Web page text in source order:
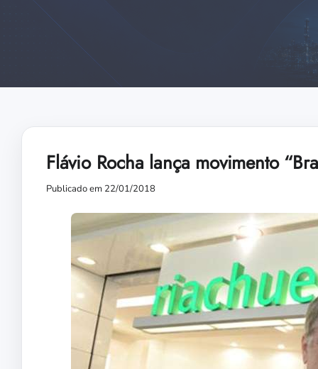
Flávio Rocha lança movimento
Publicado em 22/01/2018